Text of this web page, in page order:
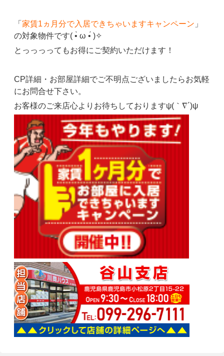
「 家賃1ヵ月分で入居できちゃいますキャンペーン 」
の対象物件です( •̀ ω •́ )✧
とっっっってもお得にご契約いただけます！
CP詳細・お部屋詳細でご不明点ございましたらお気軽
にお問合せ下さい。
お客様のご来店心よりお待ちしておりますψ(｀∇´)ψ